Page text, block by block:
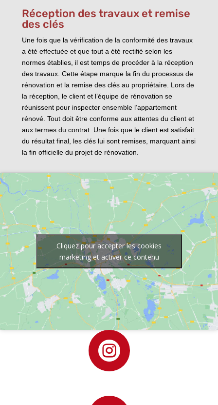
Réception des travaux et remise
des clés
Une fois que la vérification de la conformité des travaux
a été effectuée et que tout a été rectifié selon les
normes établies, il est temps de procéder à la réception
des travaux. Cette étape marque la fin du processus de
rénovation et la remise des clés au propriétaire. Lors de
la réception, le client et l’équipe de rénovation se
réunissent pour inspecter ensemble l’appartement
rénové. Tout doit être conforme aux attentes du client et
aux termes du contrat. Une fois que le client est satisfait
du résultat final, les clés lui sont remises, marquant ainsi
la fin officielle du projet de rénovation.
Cliquez pour accepter les cookies
marketing et activer ce contenu
